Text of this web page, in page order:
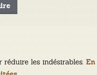
les indésirables.